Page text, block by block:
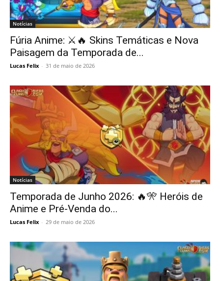
Notícias
Fúria Anime: ⚔️🔥 Skins Temáticas e Nova
Paisagem da Temporada de...
Lucas Felix - 31 de maio de 2026
Notícias
Temporada de Junho 2026: 🔥🎌 Heróis de
Anime e Pré-Venda do...
Lucas Felix - 29 de maio de 2026